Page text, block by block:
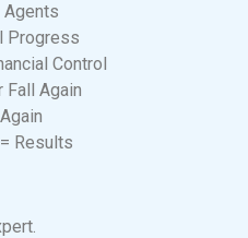
Agents
Progress
Control
Again
Results